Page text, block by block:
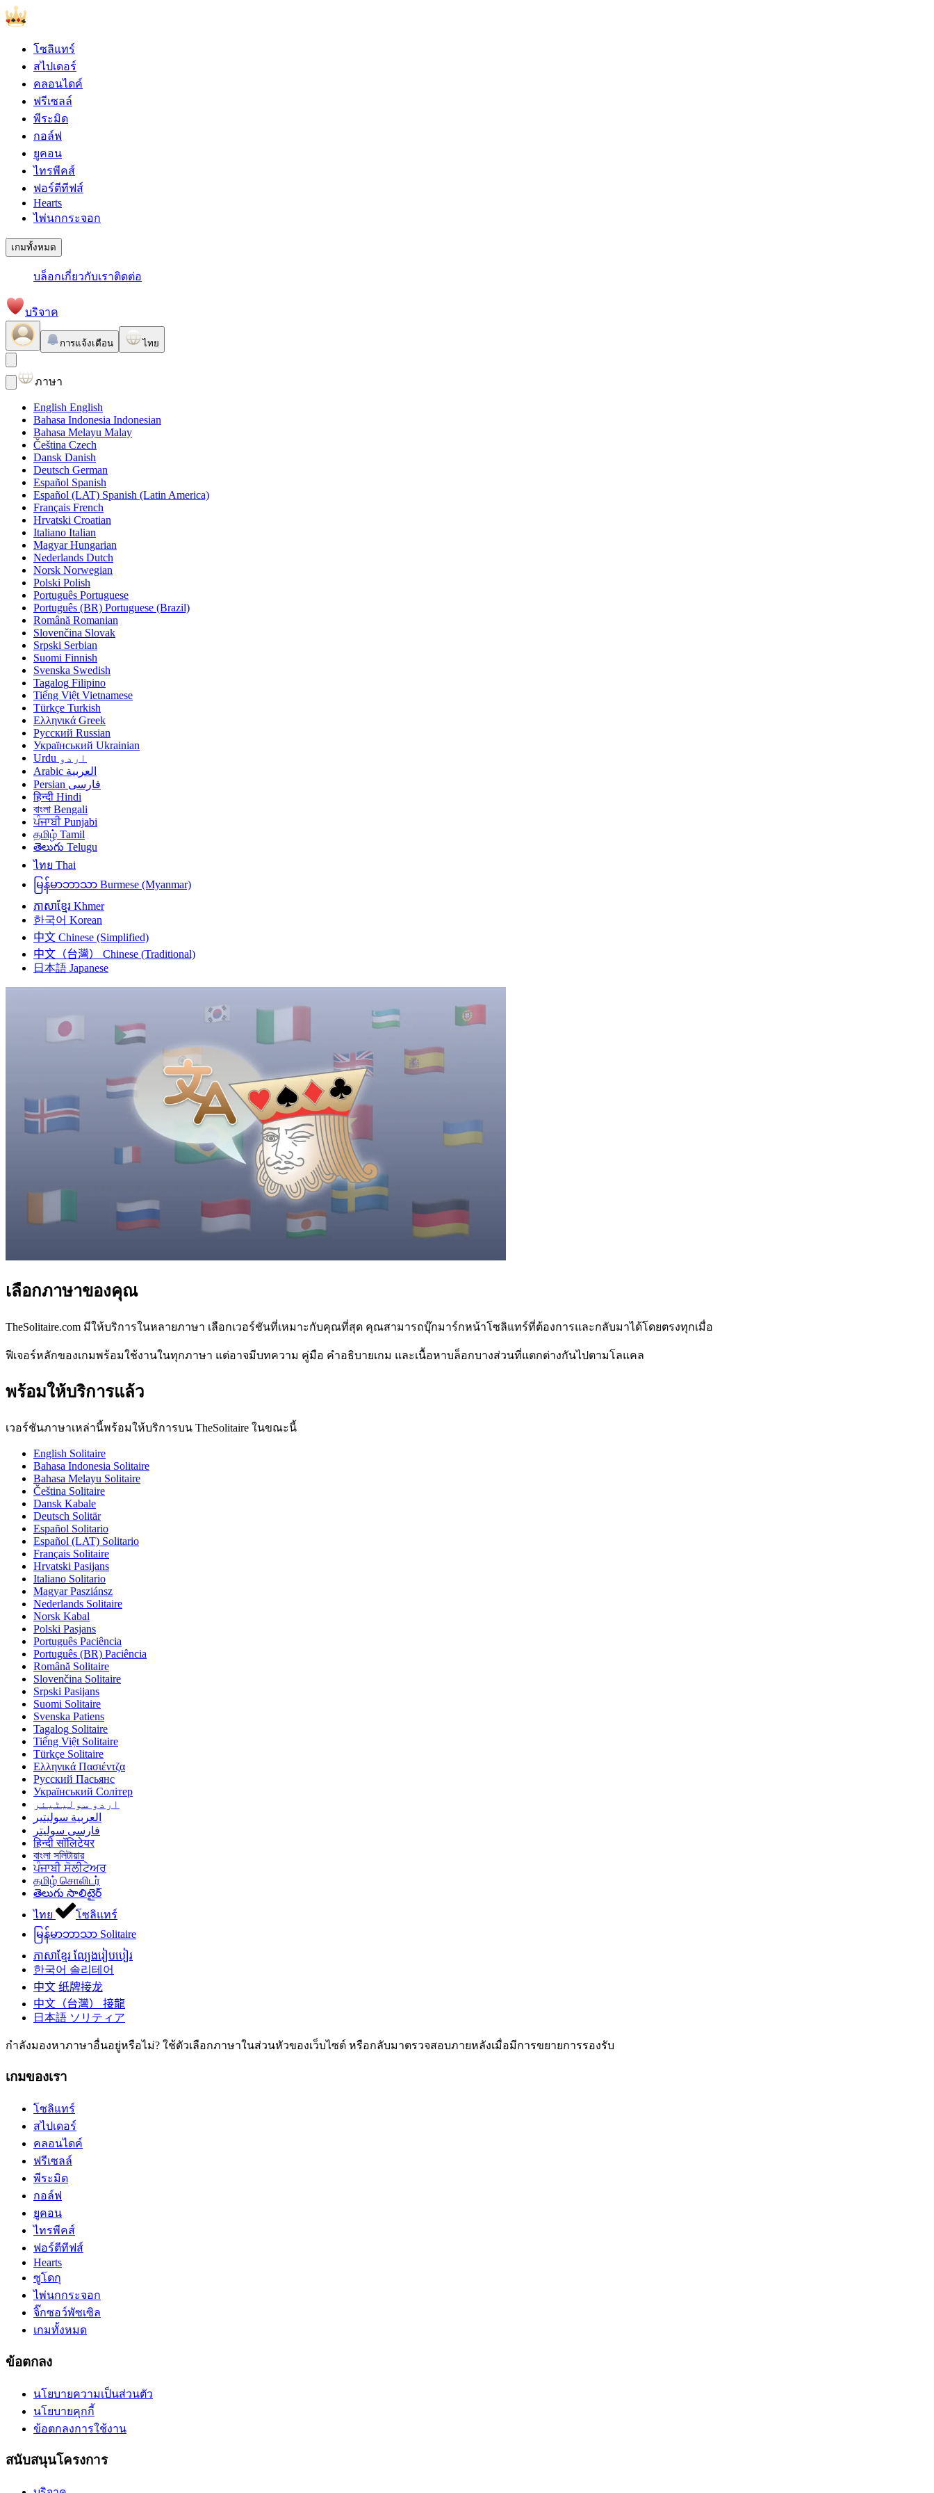
โซลิแทร์
สไปเดอร์
คลอนไดค์
ฟรีเซลล์
พีระมิด
กอล์ฟ
ยูคอน
ไทรพีคส์
ฟอร์ตีทีฟส์
Hearts
ไพ่นกกระจอก
เกมทั้งหมด
บล็อกเกี่ยวกับเราติดต่อ
บริจาค
การแจ้งเตือน ไทย
ภาษา
English English
Bahasa Indonesia Indonesian
Bahasa Melayu Malay
Čeština Czech
Dansk Danish
Deutsch German
Español Spanish
Español (LAT) Spanish (Latin America)
Français French
Hrvatski Croatian
Italiano Italian
Magyar Hungarian
Nederlands Dutch
Norsk Norwegian
Polski Polish
Português Portuguese
Português (BR) Portuguese (Brazil)
Română Romanian
Slovenčina Slovak
Srpski Serbian
Suomi Finnish
Svenska Swedish
Tagalog Filipino
Tiếng Việt Vietnamese
Türkçe Turkish
Ελληνικά Greek
Русский Russian
Український Ukrainian
اردو Urdu
العربية Arabic
فارسی Persian
हिन्दी Hindi
বাংলা Bengali
ਪੰਜਾਬੀ Punjabi
தமிழ் Tamil
తెలుగు Telugu
ไทย Thai
မြန်မာဘာသာ Burmese (Myanmar)
ភាសាខ្មែរ Khmer
한국어 Korean
中文 Chinese (Simplified)
中文（台灣）
Chinese (Traditional)
日本語 Japanese
เลือกภาษาของคุณ
TheSolitaire.com มีให้บริการในหลายภาษา เลือกเวอร์ชันที่เหมาะกับคุณที่สุด คุณสามารถบุ๊กมาร์กหน้าโซลิแทร์ที่ต้องการและกลับมาได้โดยตรงทุกเมื่อ
ฟีเจอร์หลักของเกมพร้อมใช้งานในทุกภาษา แต่อาจมีบทความ คู่มือ คำอธิบายเกม และเนื้อหาบล็อกบางส่วนที่แตกต่างกันไปตามโลแคล
พร้อมให้บริการแล้ว
เวอร์ชันภาษาเหล่านี้พร้อมให้บริการบน TheSolitaire ในขณะนี้
English Solitaire
Bahasa Indonesia Solitaire
Bahasa Melayu Solitaire
Čeština Solitaire
Dansk Kabale
Deutsch Solitär
Español Solitario
Español (LAT) Solitario
Français Solitaire
Hrvatski Pasijans
Italiano Solitario
Magyar Pasziánsz
Nederlands Solitaire
Norsk Kabal
Polski Pasjans
Português Paciência
Português (BR) Paciência
Română Solitaire
Slovenčina Solitaire
Srpski Pasijans
Suomi Solitaire
Svenska Patiens
Tagalog Solitaire
Tiếng Việt Solitaire
Türkçe Solitaire
Ελληνικά Πασιέντζα
Русский Пасьянс
Український Солітер
اردو سولیٹیئر
العربية سوليتير
فارسی سولیتر
हिन्दी सॉलिटेयर
বাংলা সলিটায়ার
ਪੰਜਾਬੀ ਸੋਲੀਟੇਅਰ
தமிழ் சொலிடர்
తెలుగు సాలిటైర్‌
ไทย
โซลิแทร์
မြန်မာဘာသာ Solitaire
ភាសាខ្មែរ ល្បែងរៀបបៀរ
한국어 솔리테어
中文 纸牌接龙
中文（台灣）
接龍
日本語 ソリティア
กำลังมองหาภาษาอื่นอยู่หรือไม่? ใช้ตัวเลือกภาษาในส่วนหัวของเว็บไซต์ หรือกลับมาตรวจสอบภายหลังเมื่อมีการขยายการรองรับ
เกมของเรา
โซลิแทร์
สไปเดอร์
คลอนไดค์
ฟรีเซลล์
พีระมิด
กอล์ฟ
ยูคอน
ไทรพีคส์
ฟอร์ตีทีฟส์
Hearts
ซูโดกุ
ไพ่นกกระจอก
จิ๊กซอว์พัซเซิล
เกมทั้งหมด
ข้อตกลง
นโยบายความเป็นส่วนตัว
นโยบายคุกกี้
ข้อตกลงการใช้งาน
สนับสนุนโครงการ